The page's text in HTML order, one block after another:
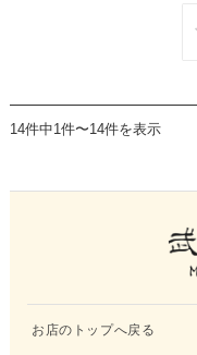
14件中1件〜14件を表示
お店のトップへ戻る